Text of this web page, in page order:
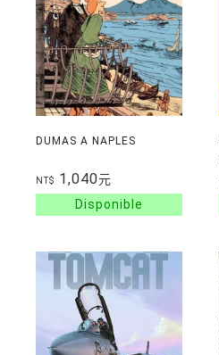
DUMAS A NAPLES
NT$ 1,040元